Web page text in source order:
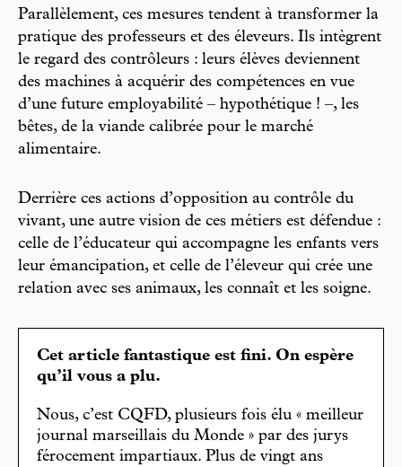
Parallèlement, ces mesures tendent à transformer la
pratique des professeurs et des éleveurs. Ils intègrent
le regard des contrôleurs : leurs élèves deviennent
des machines à acquérir des compétences en vue
d’une future employabilité – hypothétique ! –, les
bêtes, de la viande calibrée pour le marché
alimentaire.
Derrière ces actions d’opposition au contrôle du
vivant, une autre vision de ces métiers est défendue :
celle de l’éducateur qui accompagne les enfants vers
leur émancipation, et celle de l’éleveur qui crée une
relation avec ses animaux, les connaît et les soigne.
Cet article fantastique est fini. On espère
qu’il vous a plu.
Nous, c’est CQFD, plusieurs fois élu « meilleur
journal marseillais du Monde » par des jurys
férocement impartiaux. Plus de vingt ans